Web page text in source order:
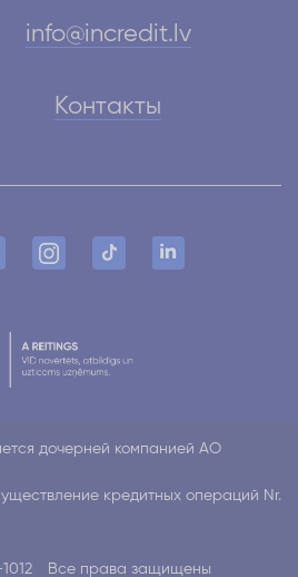
info@incredit.lv
Контакты
дочерней компанией АО
кредитных операций Nr.
Все права защищены